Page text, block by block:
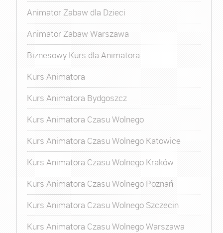
Animator Zabaw dla Dzieci
Animator Zabaw Warszawa
Biznesowy Kurs dla Animatora
Kurs Animatora
Kurs Animatora Bydgoszcz
Kurs Animatora Czasu Wolnego
Kurs Animatora Czasu Wolnego Katowice
Kurs Animatora Czasu Wolnego Kraków
Kurs Animatora Czasu Wolnego Poznań
Kurs Animatora Czasu Wolnego Szczecin
Kurs Animatora Czasu Wolnego Warszawa